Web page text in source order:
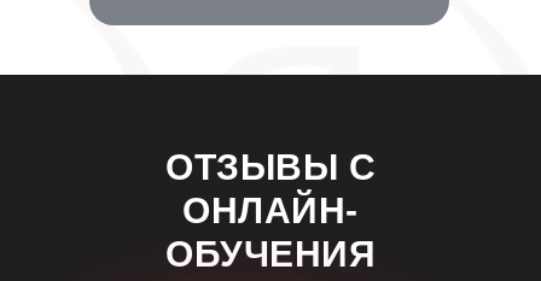
ОТЗЫВЫ С
ОНЛАЙН-
ОБУЧЕНИЯ